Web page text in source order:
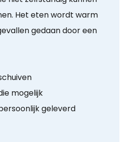
Het eten wordt warm
gedaan door een
mogelijk
geleverd